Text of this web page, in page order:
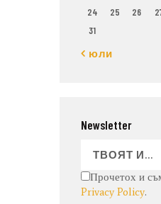
24
25 26
31
« юли
Newsletter
Прочетох и
Privacy Policy.